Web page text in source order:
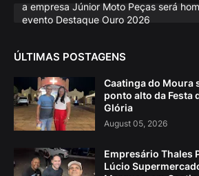
a empresa Júnior Moto Peças será
evento Destaque Ouro 2026
ÚLTIMAS POSTAGENS
Caatinga do Moura
ponto alto da Festa
Glória
August 05, 2026
Empresário Thales
Lúcio